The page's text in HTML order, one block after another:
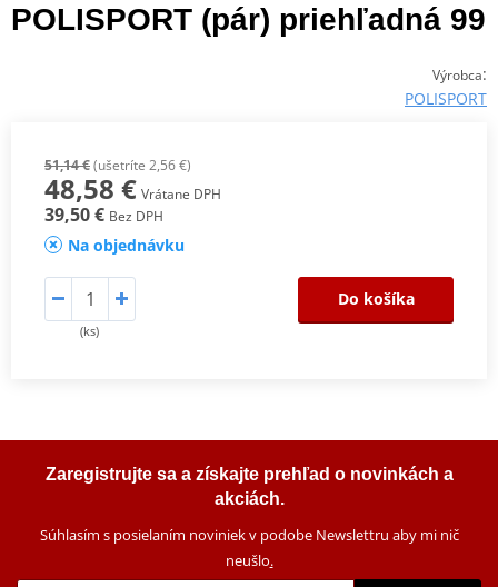
POLISPORT (pár) priehľadná 99
Výrobca:
POLISPORT
51,14 €(ušetríte 2,56 €)
48,58 € Vrátane DPH
39,50 € Bez DPH
Na objednávku
(ks)
Do košíka
Zaregistrujte sa a získajte prehľad o novinkách a
akciách.
Súhlasím s posielaním noviniek v podobe Newslettru aby mi nič
neušlo.